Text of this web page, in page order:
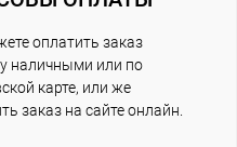
оплатить заказ
наличными или по
карте, или же
заказ на сайте онлайн.